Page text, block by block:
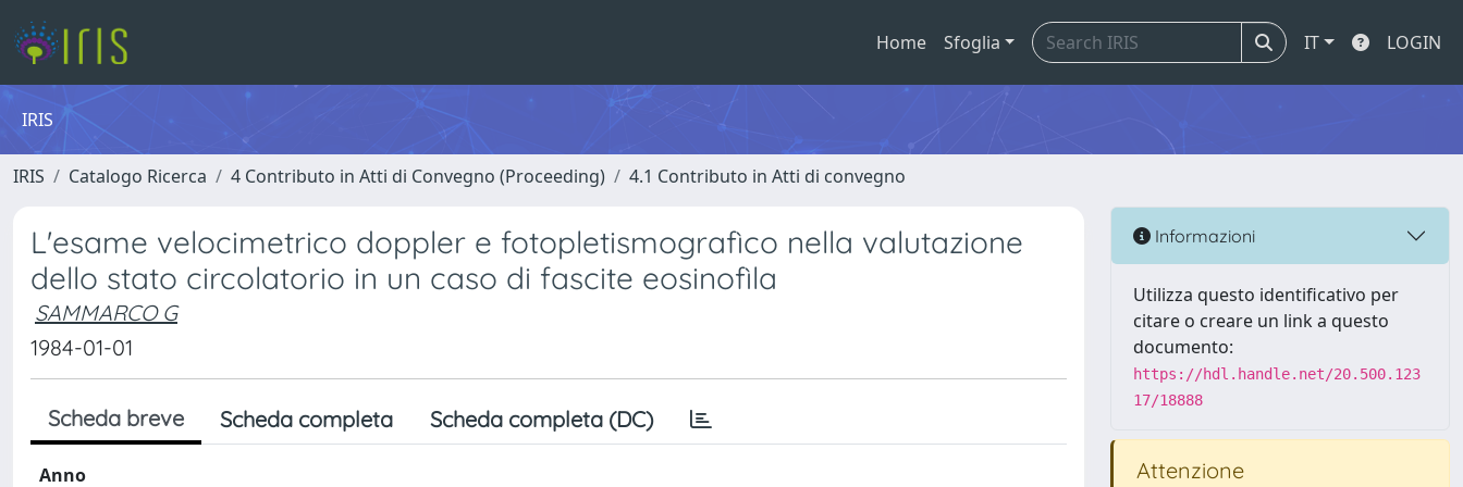
Home Sfoglia IT LOGIN
IRIS
IRIS Catalogo Ricerca 4 Contributo in Atti di Convegno (Proceeding) 4.1 Contributo in Atti di convegno
L'esame velocimetrico doppler e fotopletismografìco nella valutazione
dello stato circolatorio in un caso di fascite eosinofìla
SAMMARCO G
1984-01-01
Scheda breve Scheda completa Scheda completa (DC)
Anno
Informazioni
Utilizza questo identificativo per
citare o creare un link a questo
documento:
https://hdl.handle.net/20.500.123
17/18888
Attenzione